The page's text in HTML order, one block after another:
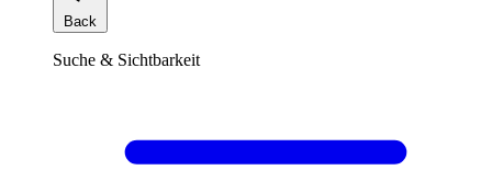
Back
Suche & Sichtbarkeit